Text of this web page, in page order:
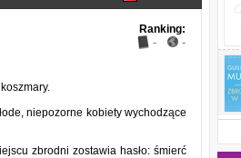
Ranking:
- -
niepozorne kobiety wychodzące
zbrodni zostawia hasło: śmierć